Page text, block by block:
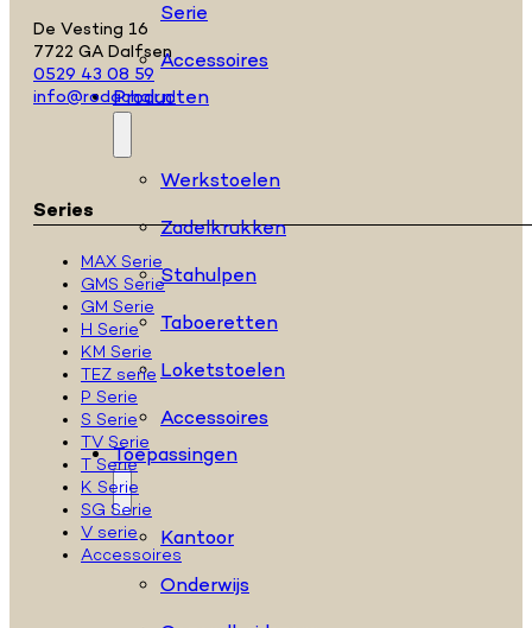
Serie
Accessoires
Producten
Werkstoelen
Zadelkrukken
Stahulpen
Taboeretten
Loketstoelen
Accessoires
Toepassingen
Kantoor
Onderwijs
De Vesting 16
7722 GA Dalfsen
0529 43 08 59
info@rodachair.nl
Series
MAX Serie
GMS Serie
GM Serie
H Serie
KM Serie
TEZ serie
P Serie
S Serie
TV Serie
T Serie
K Serie
SG Serie
V serie
Accessoires